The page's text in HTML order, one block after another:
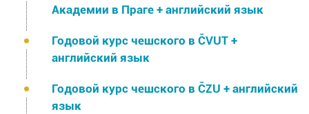
Академии в Праге + английский язык
Годовой курс чешского в ČVUT +
английский язык
Годовой курс чешского в ČZU + английский
язык